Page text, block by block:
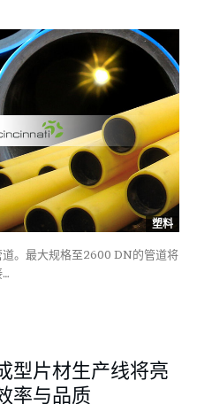
塑料
。最大规格至2600 DN的管道将
…
型片材生产线将亮
率与品质